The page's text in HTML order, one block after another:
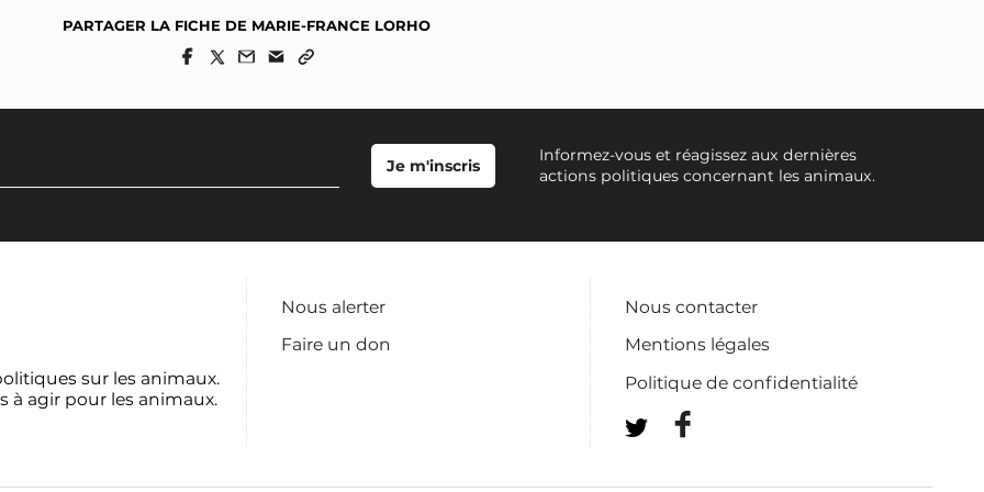
PARTAGER LA FICHE DE MARIE-FRANCE LORHO
Informez-vous et réagissez aux dernières
actions politiques concernant les animaux.
sur les animaux.
à agir pour les animaux.
Nous alerter
Faire un don
Nous contacter
Mentions légales
Politique de confidentialité